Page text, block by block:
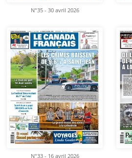
N°35 - 30 avril 2026
N°33 - 16 avril 2026